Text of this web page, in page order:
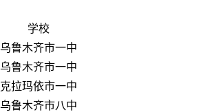
学校
乌鲁木齐市一中
乌鲁木齐市一中
克拉玛依市一中
乌鲁木齐市八中